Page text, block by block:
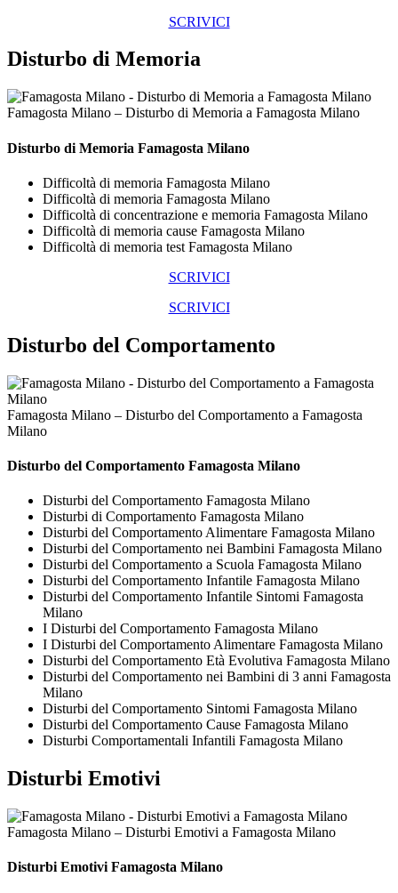
SCRIVICI
Disturbo di Memoria
Famagosta Milano – Disturbo di Memoria a Famagosta Milano
Disturbo di Memoria Famagosta Milano
Difficoltà di memoria Famagosta Milano
Difficoltà di memoria Famagosta Milano
Difficoltà di concentrazione e memoria Famagosta Milano
Difficoltà di memoria cause Famagosta Milano
Difficoltà di memoria test Famagosta Milano
SCRIVICI
SCRIVICI
Disturbo del Comportamento
Famagosta Milano – Disturbo del Comportamento a Famagosta
Milano
Disturbo del Comportamento Famagosta Milano
Disturbi del Comportamento Famagosta Milano
Disturbi di Comportamento Famagosta Milano
Disturbi del Comportamento Alimentare Famagosta Milano
Disturbi del Comportamento nei Bambini Famagosta Milano
Disturbi del Comportamento a Scuola Famagosta Milano
Disturbi del Comportamento Infantile Famagosta Milano
Disturbi del Comportamento Infantile Sintomi Famagosta
Milano
I Disturbi del Comportamento Famagosta Milano
I Disturbi del Comportamento Alimentare Famagosta Milano
Disturbi del Comportamento Età Evolutiva Famagosta Milano
Disturbi del Comportamento nei Bambini di 3 anni Famagosta
Milano
Disturbi del Comportamento Sintomi Famagosta Milano
Disturbi del Comportamento Cause Famagosta Milano
Disturbi Comportamentali Infantili Famagosta Milano
Disturbi Emotivi
Famagosta Milano – Disturbi Emotivi a Famagosta Milano
Disturbi Emotivi Famagosta Milano